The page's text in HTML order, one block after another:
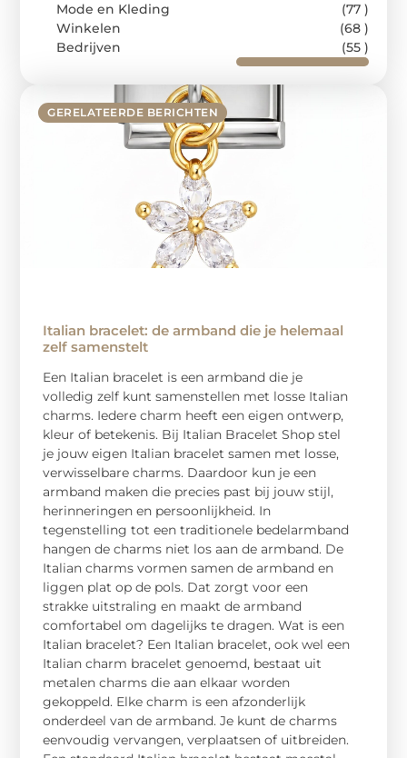
GERELATEERDE BERICHTEN
Italian bracelet: de armband die je helemaal
zelf samenstelt
Een Italian bracelet is een armband die je
volledig zelf kunt samenstellen met losse Italian
charms. Iedere charm heeft een eigen ontwerp,
kleur of betekenis. Bij Italian Bracelet Shop stel
je jouw eigen Italian bracelet samen met losse,
verwisselbare charms. Daardoor kun je een
armband maken die precies past bij jouw stijl,
herinneringen en persoonlijkheid. In
tegenstelling tot een traditionele bedelarmband
hangen de charms niet los aan de armband. De
Italian charms vormen samen de armband en
liggen plat op de pols. Dat zorgt voor een
strakke uitstraling en maakt de armband
comfortabel om dagelijks te dragen. Wat is een
Italian bracelet? Een Italian bracelet, ook wel een
Italian charm bracelet genoemd, bestaat uit
metalen charms die aan elkaar worden
gekoppeld. Elke charm is een afzonderlijk
onderdeel van de armband. Je kunt de charms
eenvoudig vervangen, verplaatsen of uitbreiden.
Mode en Kleding
(77 )
Winkelen
(68 )
Bedrijven
(55 )